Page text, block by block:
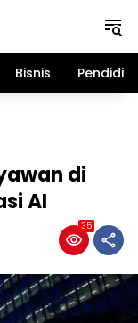
Bisnis
di
AI
35